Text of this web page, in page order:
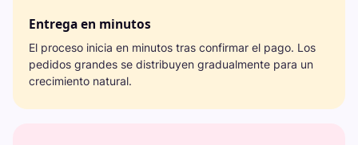
Entrega en minutos
El proceso inicia en minutos tras confirmar el pago. Los
pedidos grandes se distribuyen gradualmente para un
crecimiento natural.